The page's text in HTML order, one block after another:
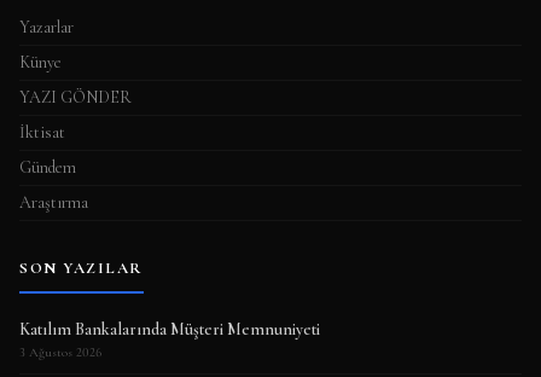
Yazarlar
Künye
YAZI GÖNDER
İktisat
Gündem
Araştırma
SON YAZILAR
Katılım Bankalarında Müşteri Memnuniyeti
3 Ağustos 2026